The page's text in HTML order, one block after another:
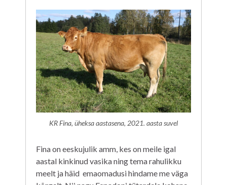
KR Fina, üheksa aastasena, 2021. aasta suvel
Fina on eeskujulik amm, kes on meile igal
aastal kinkinud vasika ning tema rahulikku
meelt ja häid emaomadusi hindame me väga